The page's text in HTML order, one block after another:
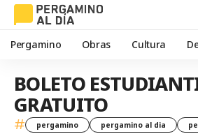
Pergamino Obras Cultura
BOLETO
GRATUITO
# pergamino pergamino al dia